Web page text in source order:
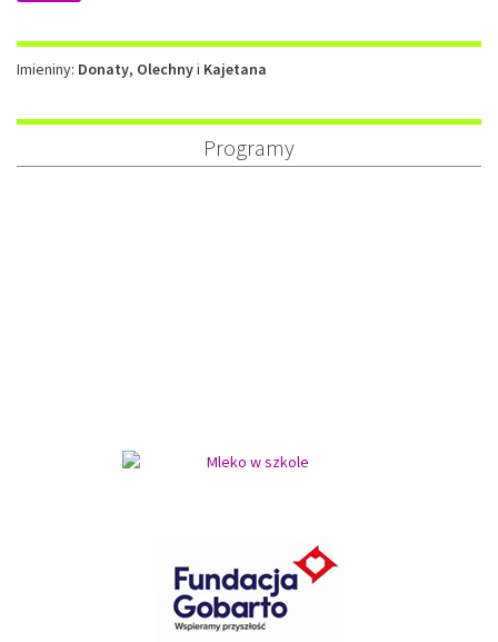
Imieniny
Imieniny: Donaty, Olechnyi Kajetana
Programy